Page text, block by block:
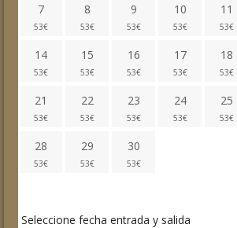
7
53€
8
53€
9
53€
10
53€
11
53€
14
53€
15
53€
16
53€
17
53€
18
53€
21
53€
22
53€
23
53€
24
53€
25
53€
28
53€
29
53€
30
53€
Seleccione fecha entrada y salida